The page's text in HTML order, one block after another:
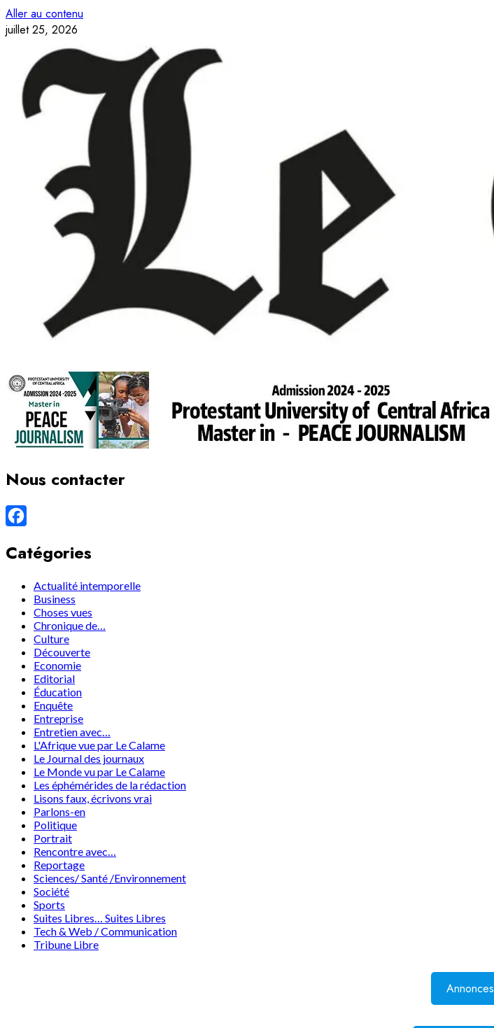
Aller au contenu
juillet 25, 2026
Nous contacter
Catégories
Actualité intemporelle
Business
Choses vues
Chronique de…
Culture
Découverte
Economie
Editorial
Éducation
Enquête
Entreprise
Entretien avec…
L'Afrique vue par Le Calame
Le Journal des journaux
Le Monde vu par Le Calame
Les éphémérides de la rédaction
Lisons faux, écrivons vrai
Parlons-en
Politique
Portrait
Rencontre avec…
Reportage
Sciences/ Santé /Environnement
Société
Sports
Suites Libres… Suites Libres
Tech & Web / Communication
Tribune Libre
Annonces